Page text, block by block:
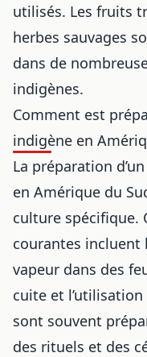
utilisés. Les fruits
herbes sauvages
dans de
indigènes.
Comment est
indigène en
La préparation
en Amérique du
culture spécifique.
courantes incluent
vapeur dans des
cuite et
sont souvent
des rituels et des